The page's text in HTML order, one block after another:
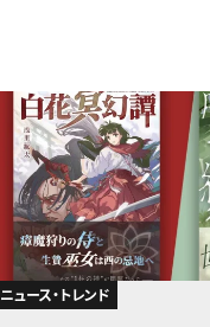
ニュース・トレンド